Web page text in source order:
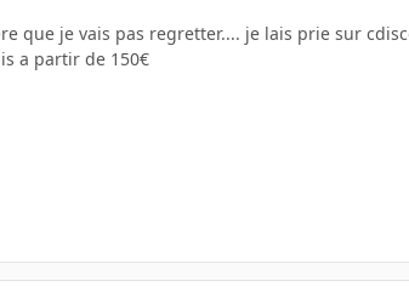
que je vais pas regretter.... je lais prie sur
a partir de 150€